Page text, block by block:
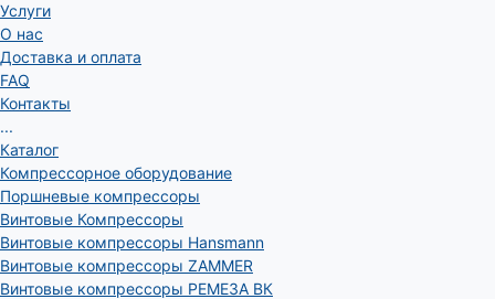
Услуги
О нас
Доставка и оплата
FAQ
Контакты
...
Каталог
Компрессорное оборудование
Поршневые компрессоры
Винтовые Компрессоры
Винтовые компрессоры Hansmann
Винтовые компрессоры ZAMMER
Винтовые компрессоры РЕМЕЗА ВК